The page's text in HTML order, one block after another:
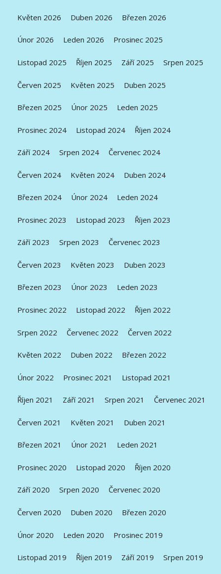
Květen 2026 Duben 2026 Březen 2026
Únor 2026 Leden 2026 Prosinec 2025
Listopad 2025 Říjen 2025 Září 2025 Srpen 2025
Červen 2025 Květen 2025 Duben 2025
Březen 2025 Únor 2025 Leden 2025
Prosinec 2024 Listopad 2024 Říjen 2024
Září 2024 Srpen 2024 Červenec 2024
Červen 2024 Květen 2024 Duben 2024
Březen 2024 Únor 2024 Leden 2024
Prosinec 2023 Listopad 2023 Říjen 2023
Září 2023 Srpen 2023 Červenec 2023
Červen 2023 Květen 2023 Duben 2023
Březen 2023 Únor 2023 Leden 2023
Prosinec 2022 Listopad 2022 Říjen 2022
Srpen 2022 Červenec 2022 Červen 2022
Květen 2022 Duben 2022 Březen 2022
Únor 2022 Prosinec 2021 Listopad 2021
Říjen 2021 Září 2021 Srpen 2021 Červenec 2021
Červen 2021 Květen 2021 Duben 2021
Březen 2021 Únor 2021 Leden 2021
Prosinec 2020 Listopad 2020 Říjen 2020
Září 2020 Srpen 2020 Červenec 2020
Červen 2020 Duben 2020 Březen 2020
Únor 2020 Leden 2020 Prosinec 2019
Listopad 2019 Říjen 2019 Září 2019 Srpen 2019